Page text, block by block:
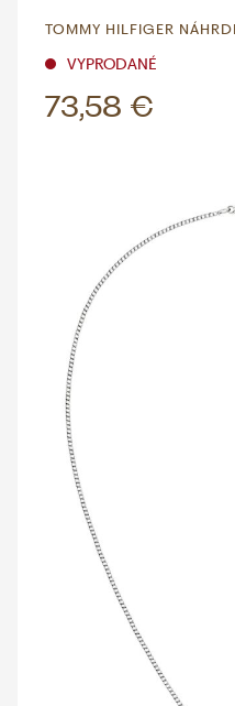
TOMMY HILFIGER
VYPRODANÉ
73,58 €